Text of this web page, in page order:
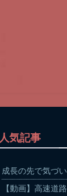
人気記事
成長の先で気づ
【動画】高速道